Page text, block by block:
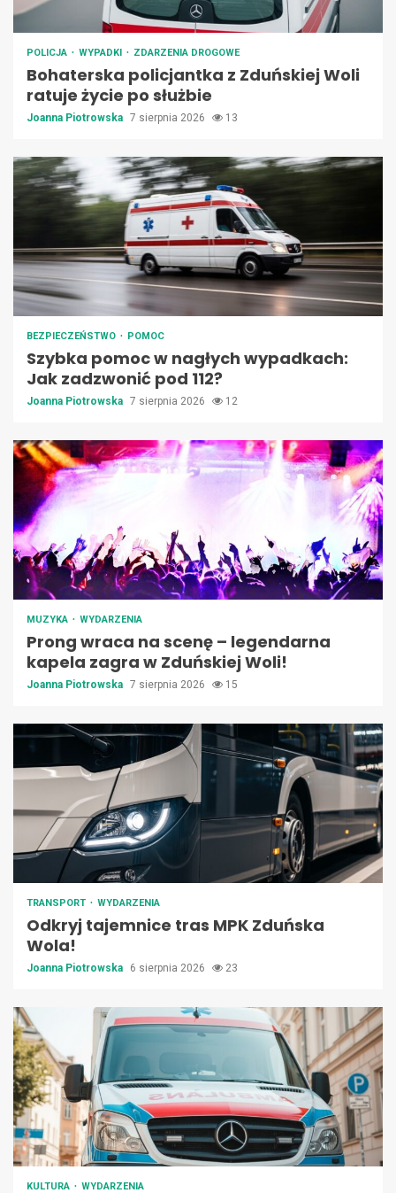
POLICJA WYPADKI ZDARZENIA DROGOWE
Bohaterska policjantka z Zduńskiej Woli
ratuje życie po służbie
Joanna Piotrowska 7 sierpnia 2026 13
BEZPIECZEŃSTWO POMOC
Szybka pomoc w nagłych wypadkach:
Jak zadzwonić pod 112?
Joanna Piotrowska 7 sierpnia 2026 12
MUZYKA WYDARZENIA
Prong wraca na scenę – legendarna
kapela zagra w Zduńskiej Woli!
Joanna Piotrowska 7 sierpnia 2026 15
TRANSPORT WYDARZENIA
Odkryj tajemnice tras MPK Zduńska
Wola!
Joanna Piotrowska 6 sierpnia 2026 23
KULTURA WYDARZENIA